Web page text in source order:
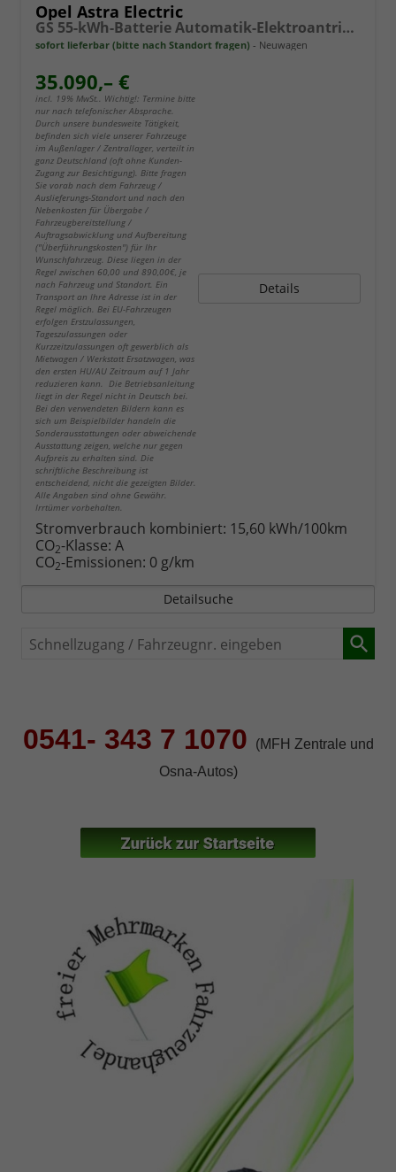
Opel Astra Electric
GS 55-kWh-Batterie Automatik-Elektroantrieb mit fester Getriebeü
sofort lieferbar (bitte nach Standort fragen) Neuwagen
35.090,– €
incl. 19% MwSt.. Wichtig!: Termine bitte
nur nach telefonischer Absprache.
Durch unsere bundesweite Tätigkeit,
befinden sich viele unserer Fahrzeuge
im Außenlager / Zentrallager, verteilt in
ganz Deutschland (oft ohne Kunden-
Zugang zur Besichtigung). Bitte fragen
Sie vorab nach dem Fahrzeug /
Auslieferungs-Standort und nach den
Nebenkosten für Übergabe /
Fahrzeugbereitstellung /
Auftragsabwicklung und Aufbereitung
("Überführungskosten") für Ihr
Wunschfahrzeug. Diese liegen in der
Regel zwischen 60,00 und 890,00€, je
nach Fahrzeug und Standort. Ein
Transport an Ihre Adresse ist in der
Regel möglich. Bei EU-Fahrzeugen
erfolgen Erstzulassungen,
Tageszulassungen oder
Kurzzeitzulassungen oft gewerblich als
Mietwagen / Werkstatt Ersatzwagen, was
den ersten HU/AU Zeitraum auf 1 Jahr
reduzieren kann. Die Betriebsanleitung
liegt in der Regel nicht in Deutsch bei.
Bei den verwendeten Bildern kann es
sich um Beispielbilder handeln die
Sonderausstattungen oder abweichende
Ausstattung zeigen, welche nur gegen
Aufpreis zu erhalten sind. Die
schriftliche Beschreibung ist
entscheidend, nicht die gezeigten Bilder.
Alle Angaben sind ohne Gewähr.
Irrtümer vorbehalten.
Details
Stromverbrauch kombiniert: 15,60 kWh/100km
CO2-Klasse: A
CO2-Emissionen: 0 g/km
Detailsuche
Schnellzugang
0541- 343 7 1070
(MFH Zentrale und
Osna-Autos)